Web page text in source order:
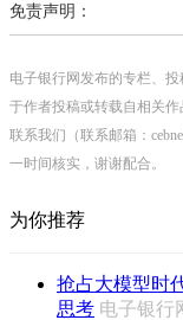
免责声明：
电子银行网发布的专栏、
于作者投稿或转载自相关
联系我们（联系邮箱：
一时间核实，谢谢配合。
为你推荐
抢占大模型时
思考 电子银